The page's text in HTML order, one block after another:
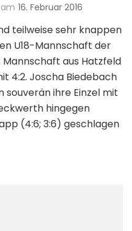
16. Februar 2016
teilweise sehr knappen
U18-Mannschaft der
aus Hatzfeld
4:2. Joscha Biedebach
souverän ihre Einzel mit
hingegen
(4:6; 3:6) geschlagen